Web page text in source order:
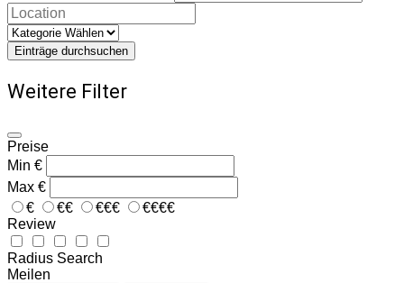
Einträge durchsuchen
Weitere Filter
Preise
Min €
Max €
€
€€ €€€
€€€€
Review
Radius Search
Meilen